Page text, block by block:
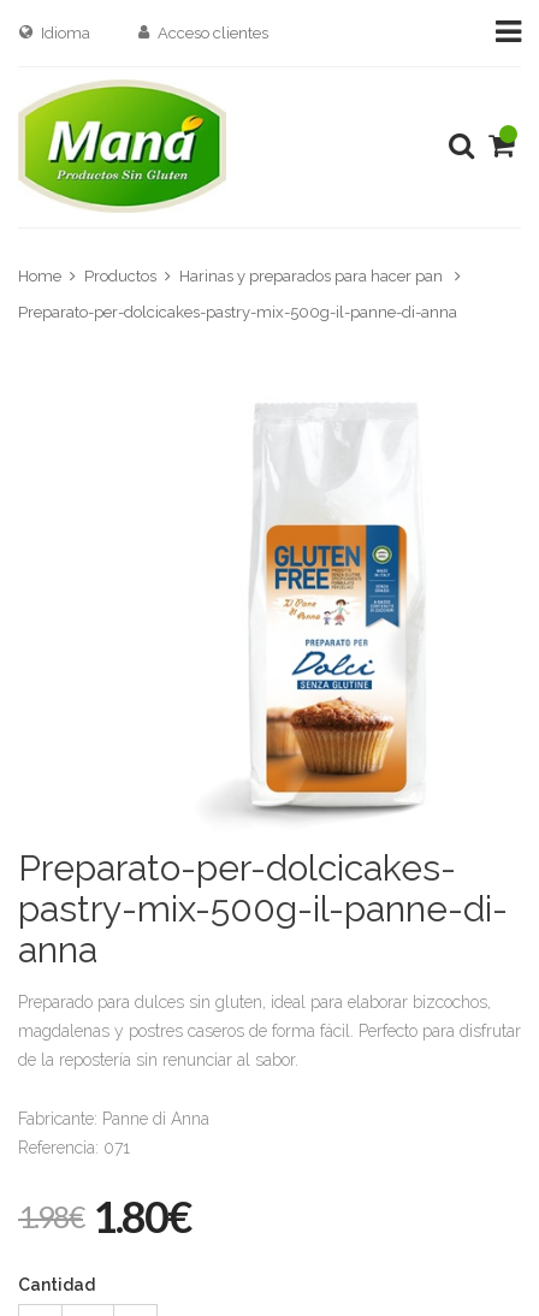
Idioma Acceso clientes
Home Productos
Harinas y preparados para hacer pan
Preparato-per-dolcicakes-pastry-mix-500g-il-panne-di-anna
Preparato-per-dolcicakes-
pastry-mix-500g-il-panne-di-
anna
Preparado para dulces sin gluten, ideal para elaborar bizcochos,
magdalenas y postres caseros de forma fácil. Perfecto para disfrutar
de la repostería sin renunciar al sabor.
Fabricante: Panne di Anna
Referencia: 071
1.98€ 1.80€
Cantidad